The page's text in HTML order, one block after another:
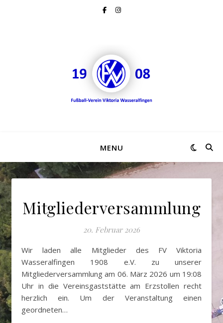
MENU
Mitgliederversammlung
20. Februar 2026
Wir laden alle Mitglieder des FV Viktoria
Wasseralfingen 1908 e.V. zu unserer
Mitgliederversammlung am 06. März 2026 um 19:08
Uhr in die Vereinsgaststätte am Erzstollen recht
herzlich ein. Um der Veranstaltung einen
geordneten…